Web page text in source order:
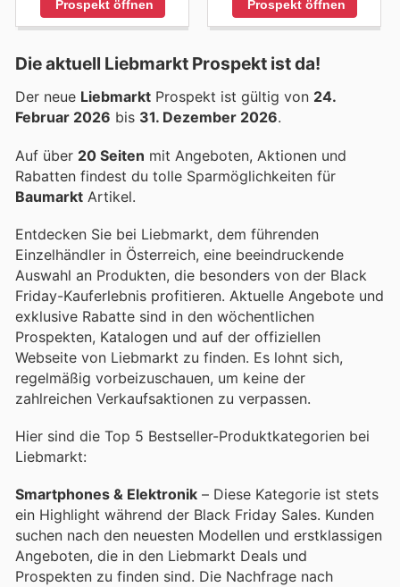
Prospekt öffnen Prospekt öffnen
Die aktuell Liebmarkt Prospekt ist da!
Der neue Liebmarkt Prospekt ist gültig von 24.
Februar 2026 bis 31. Dezember 2026.
Auf über 20 Seiten mit Angeboten, Aktionen und
Rabatten findest du tolle Sparmöglichkeiten für
Baumarkt Artikel.
Entdecken Sie bei Liebmarkt, dem führenden
Einzelhändler in Österreich, eine beeindruckende
Auswahl an Produkten, die besonders von der Black
Friday-Kauferlebnis profitieren. Aktuelle Angebote und
exklusive Rabatte sind in den wöchentlichen
Prospekten, Katalogen und auf der offiziellen
Webseite von Liebmarkt zu finden. Es lohnt sich,
regelmäßig vorbeizuschauen, um keine der
zahlreichen Verkaufsaktionen zu verpassen.
Hier sind die Top 5 Bestseller-Produktkategorien bei
Liebmarkt:
Smartphones & Elektronik – Diese Kategorie ist stets
ein Highlight während der Black Friday Sales. Kunden
suchen nach den neuesten Modellen und erstklassigen
Angeboten, die in den Liebmarkt Deals und
Prospekten zu finden sind. Die Nachfrage nach